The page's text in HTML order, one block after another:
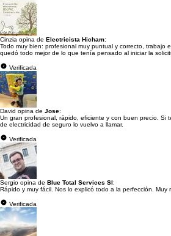
Cinzia opina de Electricista Hicham:
Todo muy bien: profesional muy puntual y correcto, trabajo
quedó todo mejor de lo que tenía pensado al iniciar la
Verificada
David opina de Jose:
Un gran profesional, rápido, eficiente y con buen precio. Si
de electricidad de seguro lo vuelvo a llamar.
Verificada
Sergio opina de Blue Total Services Sl:
Rápido y muy fácil. Nos lo explicó todo a la perfección. Muy
Verificada